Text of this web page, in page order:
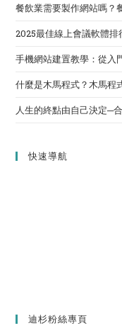
餐飲業需要製作網站嗎？
2025最佳線上會議軟體
手機網站建置教學：從入
什麼是木馬程式？木馬程
人生的終點由自己決定─
快速導航
迪杉粉絲專頁